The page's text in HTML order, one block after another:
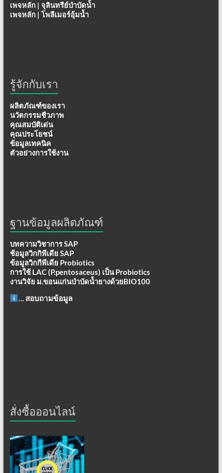
เพจหลัก | จุลินทรีย์บำบัดน้ำ
เพจหลัก | โพลีเมอร์อุ้มน้ำ
รู้จักกับเรา
ผลิตภัณฑ์ของเรา
นวัตกรรมชีวภาพ
คุณสมบัติเด่น
คุณประโยชน์
ข้อมูลเทคนิค
ตัวอย่างการใช้งาน
ฐานข้อมูลผลิตภัณฑ์
บทความวิชาการ SAP
ช้อมูลวิกกิพีเดีย SAP
ข้อมูลวิกกีพีเดีย Probiotics
การใช้ LAC (P.pentosaceus) เป็น Probiotics
งานวิจัย ม.ขอนแก่นบำบัดน้ำยางด้วยBIO100
… สอบถามข้อมูล
สั่งซื้อออนไลน์